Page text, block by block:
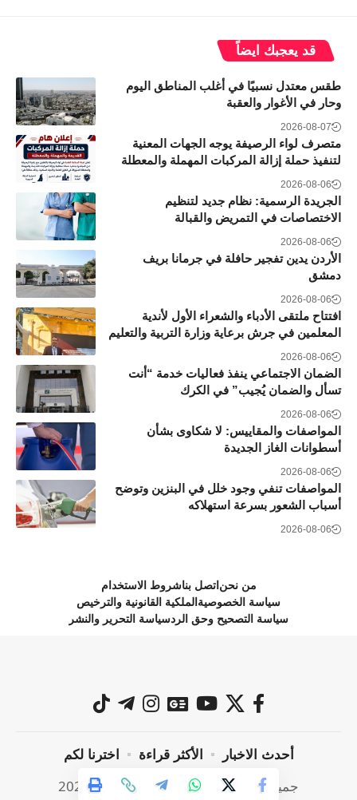
قد يعجبك ايضاً
طقس معتدل نسبيًا في أغلب المناطق اليوم
وحار في الأغوار والعقبة
2026-08-07
متصرف لواء الرصيفة يوجه الجهات المعنية
لتنفيذ حملة إزالة المركبات المهملة والمعطلة
2026-08-06
الجريدة الرسمية: نظام جديد لتنظيم
الاختصاصات في التمريض والقبالة
2026-08-06
الأردن يدين تفجير حافلة في جرمانا بريف
دمشق
2026-08-06
افتتاح ملتقى الأدباء والشعراء الأول لأندية
المعلمين في جرش برعاية وزارة التربية والتعليم
2026-08-06
الضمان الاجتماعي ينفذ فعاليات خدمة “أنت
تسأل والضمان يُجيب” في الكرك
2026-08-06
المواصفات والمقاييس: لا شكاوى بشأن
أسطوانات الغاز الجديدة
2026-08-06
المواصفات تنفي وجود خلل في البنزين وتوضح
أسباب الشعور بسرعة استهلاكه
2026-08-06
من نحن اتصل بناشروط الاستخدام
سياسة الخصوصية الملكية القانونية والترخيص
سياسة التصحيح وحق الردسياسة التحرير والنشر
جميع الحقوق محفوظة @ صراحة نيوز 2024
أحدث الاخبار الأكثر قراءة اخترنا لكم